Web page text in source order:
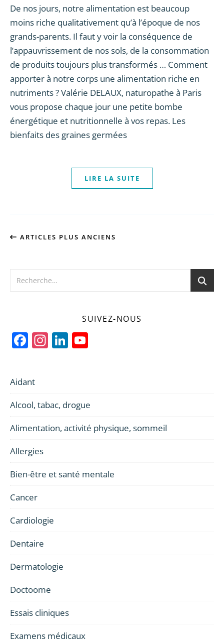
De nos jours, notre alimentation est beaucoup
moins riche qualitativement qu’à l’époque de nos
grands-parents. Il faut y voir la conséquence de
l’appauvrissement de nos sols, de la consommation
de produits toujours plus transformés … Comment
apporter à notre corps une alimentation riche en
nutriments ? Valérie DELAUX, naturopathe à Paris
vous propose chaque jour une petite bombe
énergétique et nutritionnelle à vos repas. Les
bienfaits des graines germées
LIRE LA SUITE
ARTICLES PLUS ANCIENS
SUIVEZ-NOUS
Facebook
Instagram
LinkedIn
Aidant
Alcool, tabac, drogue
Alimentation, activité physique, sommeil
Allergies
Bien-être et santé mentale
Cancer
Cardiologie
Dentaire
Dermatologie
Doctoome
Essais cliniques
Examens médicaux